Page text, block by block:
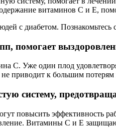
витаминов С и Е,
с диабетом.
помогает
С. Уже один плод
приводит к большим
систему,
повысить эффективность
Витамины С и Е